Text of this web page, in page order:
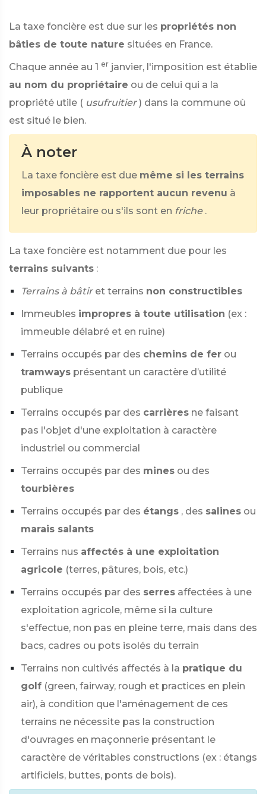
La taxe foncière est due sur les propriétés non
bâties de toute nature situées en France.
Chaque année au 1 er janvier, l'imposition est établie
au nom du propriétaire ou de celui qui a la
propriété utile ( usufruitier ) dans la commune où
est situé le bien.
À noter
La taxe foncière est due même si les terrains
imposables ne rapportent aucun revenu à
leur propriétaire ou s'ils sont en friche .
La taxe foncière est notamment due pour les
terrains suivants :
Terrains à bâtir et terrains non constructibles
Immeubles impropres à toute utilisation (ex :
immeuble délabré et en ruine)
Terrains occupés par des chemins de fer ou
tramways présentant un caractère d’utilité
publique
Terrains occupés par des carrières ne faisant
pas l'objet d'une exploitation à caractère
industriel ou commercial
Terrains occupés par des mines ou des
tourbières
Terrains occupés par des étangs , des salines ou
marais salants
Terrains nus affectés à une exploitation
agricole (terres, pâtures, bois, etc.)
Terrains occupés par des serres affectées à une
exploitation agricole, même si la culture
s'effectue, non pas en pleine terre, mais dans des
bacs, cadres ou pots isolés du terrain
Terrains non cultivés affectés à la pratique du
golf (green, fairway, rough et practices en plein
air), à condition que l'aménagement de ces
terrains ne nécessite pas la construction
d'ouvrages en maçonnerie présentant le
caractère de véritables constructions (ex : étangs
artificiels, buttes, ponts de bois).